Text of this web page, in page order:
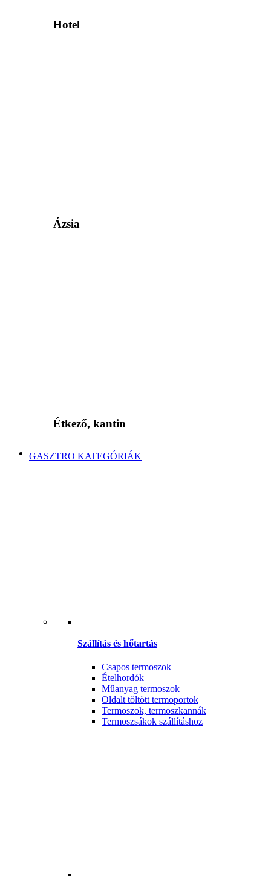
Hotel
Ázsia
Étkező, kantin
GASZTRO KATEGÓRIÁK
Szállítás és hőtartás
Csapos termoszok
Ételhordók
Műanyag termoszok
Oldalt töltött termoportok
Termoszok, termoszkannák
Termoszsákok szállításhoz